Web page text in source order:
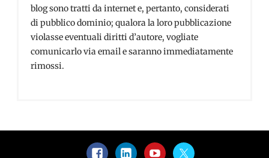
blog sono tratti da internet e, pertanto, considerati
di pubblico dominio; qualora la loro pubblicazione
violasse eventuali diritti d’autore, vogliate
comunicarlo via email e saranno immediatamente
rimossi.